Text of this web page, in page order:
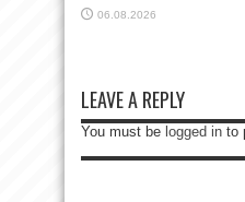
06.08.2026
LEAVE A REPLY
You must be logged in to